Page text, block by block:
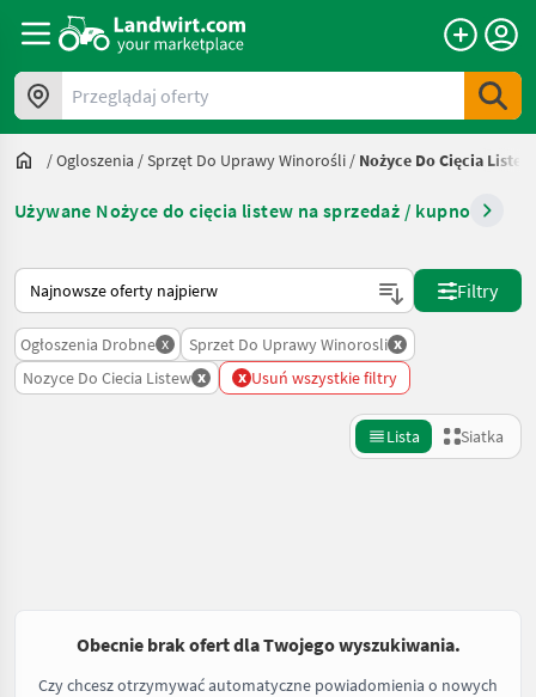
Przeglądaj oferty
/Ogloszenia /Sprzęt Do Uprawy Winorośli / Nożyce Do Cięcia Listew
Używane Nożyce do cięcia listew na sprzedaż / kupno
Tak sortuje się na Landwirt.com
Filtry
Ogłoszenia Drobne x Sprzet Do Uprawy Winorosli x
Nozyce Do Ciecia Listew x x Usuń wszystkie filtry
Lista Siatka
Obecnie brak ofert dla Twojego wyszukiwania.
Czy chcesz otrzymywać automatyczne powiadomienia o nowych